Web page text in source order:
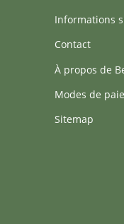
Informations
Contact
À propos de
Modes de
Sitemap